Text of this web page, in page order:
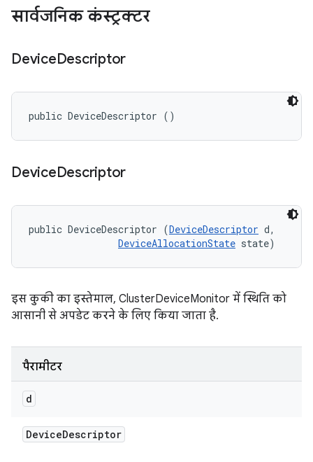
सार्वजनिक कंस्ट्रक्टर
DeviceDescriptor
public DeviceDescriptor ()
DeviceDescriptor
public DeviceDescriptor (DeviceDescriptor d,
DeviceAllocationState state)
इस कुकी का इस्तेमाल, ClusterDeviceMonitor में स्थिति को
आसानी से अपडेट करने के लिए किया जाता है.
पैरामीटर
d
DeviceDescriptor